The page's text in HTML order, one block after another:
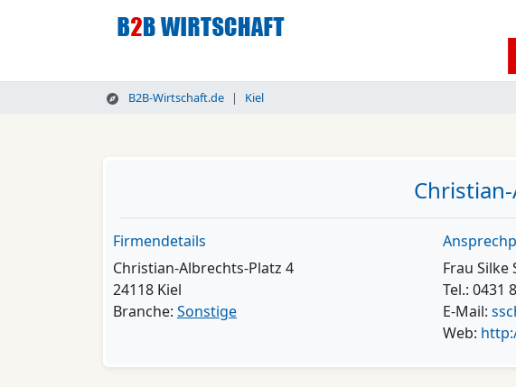
B2B-Wirtschaft.de Kiel
Firmendetails
Christian-Albrechts-Platz 4
24118 Kiel
Branche: Sonstige
Frau
Tel.: 0431
E-Mail:
Web: